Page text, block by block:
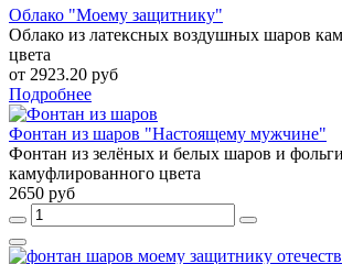
Облако "Моему защитнику"
Облако из латексных воздушных шаров
цвета
от 2923.20 руб
Подробнее
Фонтан из шаров "Настоящему мужчине"
Фонтан из зелёных и белых шаров и
камуфлированного цвета
2650 руб